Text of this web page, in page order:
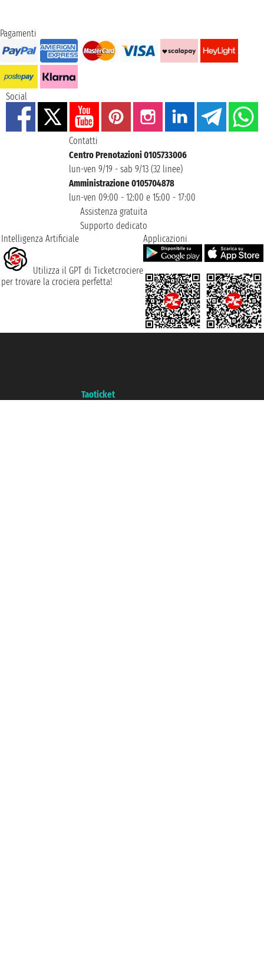
Pagamenti
Social
Contatti
Centro Prenotazioni 0105733006
lun-ven 9/19 - sab 9/13 (32 linee)
Amministrazione 0105704878
lun-ven 09:00 - 12:00 e 15:00 - 17:00
Assistenza gratuita
Supporto dedicato
Intelligenza Artificiale
Utilizza il GPT di Ticketcrociere
per trovare la crociera perfetta!
Applicazioni
Taoticket